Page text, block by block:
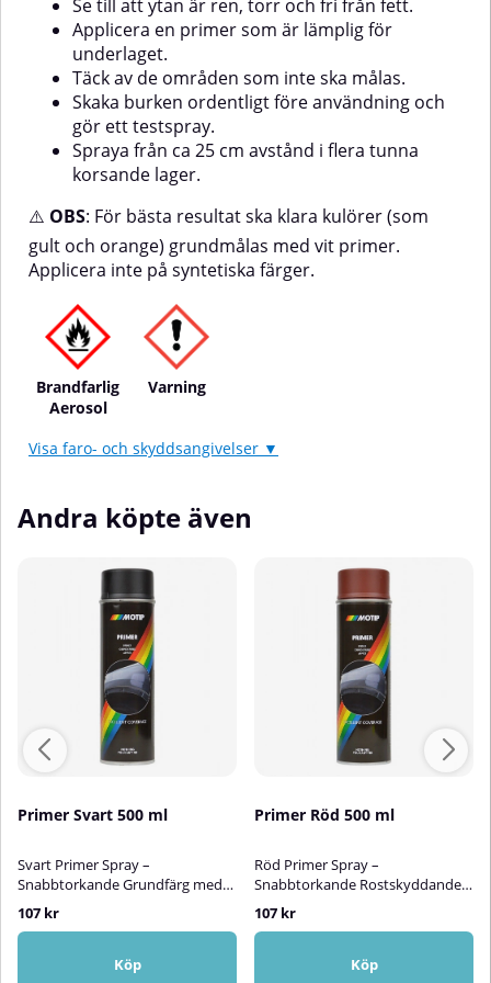
Se till att ytan är ren, torr och fri från fett.
Applicera en primer som är lämplig för
underlaget.
Täck av de områden som inte ska målas.
Skaka burken ordentligt före användning och
gör ett testspray.
Spraya från ca 25 cm avstånd i flera tunna
korsande lager.
⚠️ OBS: För bästa resultat ska klara kulörer (som
gult och orange) grundmålas med vit primer.
Applicera inte på syntetiska färger.
Brandfarlig
Aerosol
Varning
Visa faro- och skyddsangivelser ▼
Andra köpte även
Primer Svart 500 ml
Svart Primer Spray –
Snabbtorkande Grundfärg med
RostskyddEn användarvänlig och
mångsidig svart primer i
sprayburk med utmärkt täck- och
fyllförmåga. Den här
107 kr
Köp
Primer Röd 500 ml
Röd Primer Spray –
Snabbtorkande Rostskyddande
GrundfärgEn effektiv och
mångsidig röd primer på
sprayburk som ger en jämn, matt
yta – perfekt som grund för
107 kr
Köp